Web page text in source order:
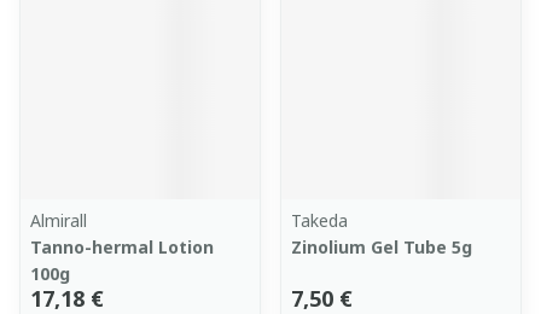
Almirall
Tanno-hermal Lotion
100g
17,18 €
Takeda
Zinolium Gel Tube 5g
7,50 €